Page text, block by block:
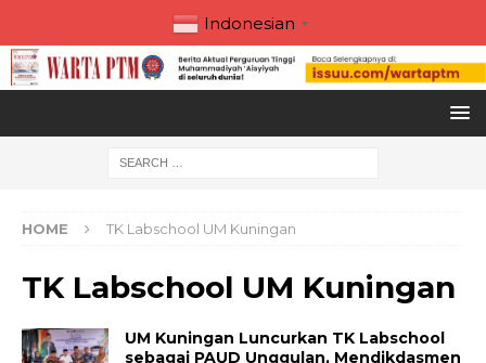
Indonesian ▼
HOME TK Labschool UM Kuningan
TK Labschool UM Kuningan
UM Kuningan Luncurkan TK Labschool
sebagai PAUD Unggulan, Mendikdasmen